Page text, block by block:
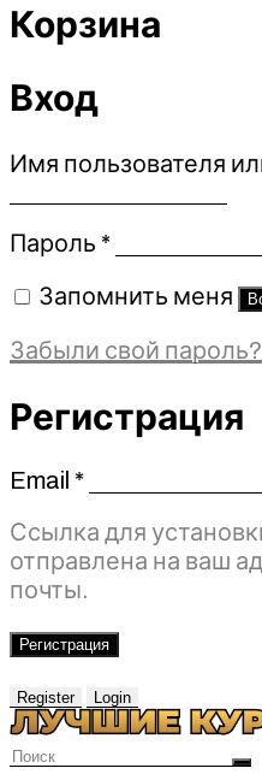
Корзина
Вход
Имя пользователя
Пароль *Обязательно
Запомнить меня
Забыли свой пароль?
Регистрация
Email *Обязательно
Ссылка для
отправлена ​​на ваш
почты.
Регистрация
Register Login